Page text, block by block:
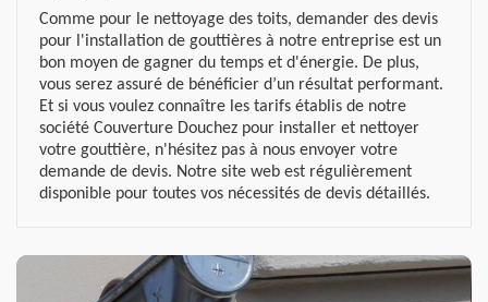
Comme pour le nettoyage des toits, demander des devis
pour l'installation de gouttières à notre entreprise est un
bon moyen de gagner du temps et d'énergie. De plus,
vous serez assuré de bénéficier d’un résultat performant.
Et si vous voulez connaître les tarifs établis de notre
société Couverture Douchez pour installer et nettoyer
votre gouttière, n'hésitez pas à nous envoyer votre
demande de devis. Notre site web est régulièrement
disponible pour toutes vos nécessités de devis détaillés.